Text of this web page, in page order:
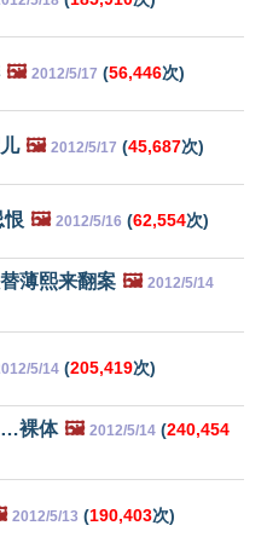
🖼️ 2012/5/17 (56,446次)
🖼️ 2012/5/17 (45,687次)
恨 🖼️ 2012/5/16 (62,554次)
薄熙来翻案 🖼️ 2012/5/14
5/14 (205,419次)
裸体 🖼️ 2012/5/14 (240,454
2012/5/13 (190,403次)